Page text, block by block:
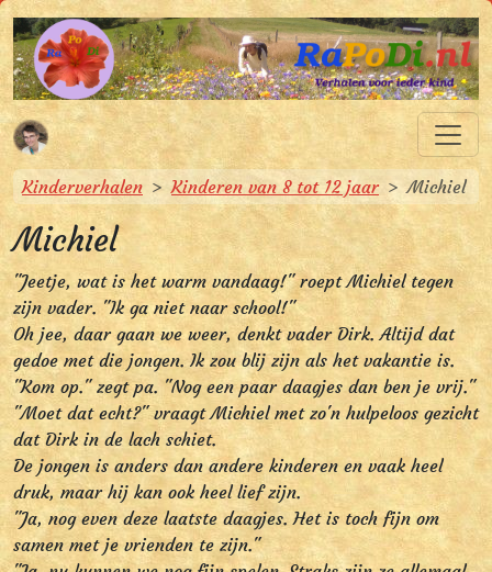
Spring naar hoofdinhoud
Spring naar hoofdnavigatie
RaPoDi.nl
Verhalen voor ieder kind
U bevindt zich hier:
Kinderverhalen Kinderen van 8 tot 12 jaar Michiel
Michiel
"Jeetje, wat is het warm vandaag!" roept Michiel tegen
zijn vader. "Ik ga niet naar school!"
Oh jee, daar gaan we weer, denkt vader Dirk. Altijd dat
gedoe met die jongen. Ik zou blij zijn als het vakantie is.
"Kom op." zegt pa. "Nog een paar daagjes dan ben je vrij."
"Moet dat echt?" vraagt Michiel met zo'n hulpeloos gezicht
dat Dirk in de lach schiet.
De jongen is anders dan andere kinderen en vaak heel
druk, maar hij kan ook heel lief zijn.
"Ja, nog even deze laatste daagjes. Het is toch fijn om
samen met je vrienden te zijn."